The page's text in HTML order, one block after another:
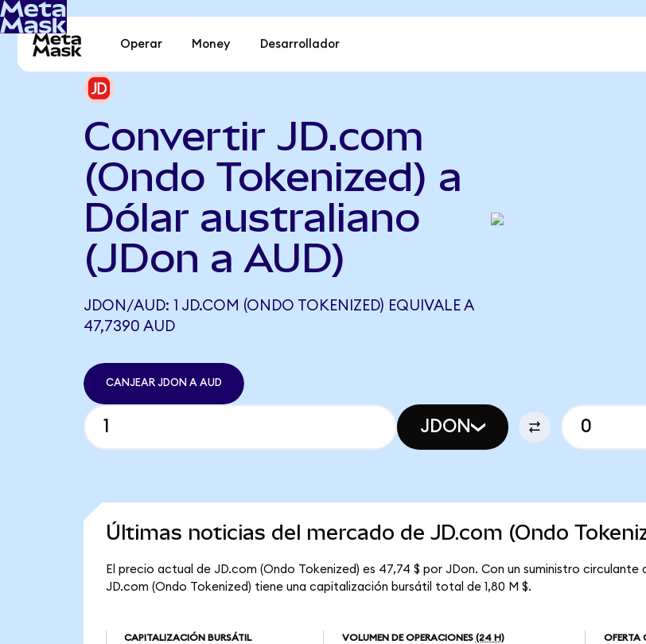
Operar Money Desarrollador
Convertir JD.com
(Ondo Tokenized) a
Dólar australiano
(JDon a AUD)
JDON/AUD: 1 JD.COM (ONDO TOKENIZED) EQUIVALE A
47,7390 AUD
CANJEAR JDON A AUD
JDON
Últimas noticias del mercado de JD.com (Ondo
El precio actual de JD.com (Ondo Tokenized) es 47,74 $ por JDon. Con un suministro circulante
JD.com (Ondo Tokenized) tiene una capitalización bursátil total de 1,80 M $.
CAPITALIZACIÓN BURSÁTIL VOLUMEN DE OPERACIONES (24 H) OFERTA